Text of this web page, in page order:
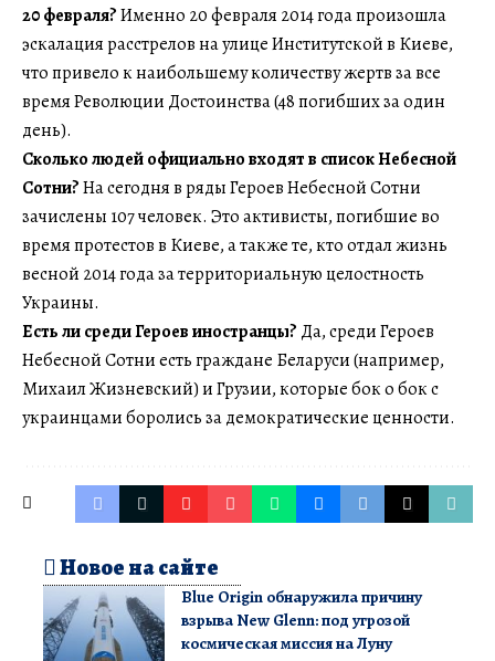
20 февраля?Именно 20 февраля 2014 года произошла
эскалация расстрелов на улице Институтской в Киеве,
что привело к наибольшему количеству жертв за все
время Революции Достоинства (48 погибших за один
день).
Сколько людей официально входят в список Небесной
Сотни?На сегодня в ряды Героев Небесной Сотни
зачислены 107 человек. Это активисты, погибшие во
время протестов в Киеве, а также те, кто отдал жизнь
весной 2014 года за территориальную целостность
Украины.
Есть ли среди Героев иностранцы? Да, среди Героев
Небесной Сотни есть граждане Беларуси (например,
Михаил Жизневский) и Грузии, которые бок о бок с
украинцами боролись за демократические ценности.
Новое на сайте
Blue Origin обнаружила причину
взрыва New Glenn: под угрозой
космическая миссия на Луну